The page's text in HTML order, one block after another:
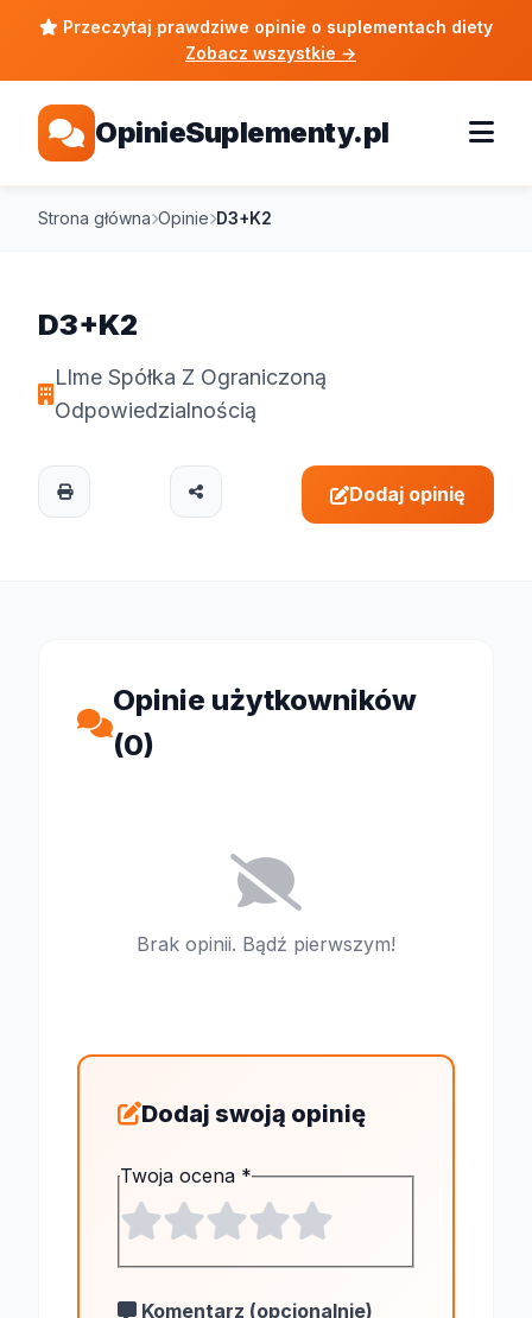
Przeczytaj prawdziwe opinie o suplementach diety
Zobacz wszystkie →
OpinieSuplementy.pl
Strona główna Opinie D3+K2
D3+K2
Llme Spółka Z Ograniczoną
Odpowiedzialnością
Dodaj opinię
Opinie użytkowników
(0)
Brak opinii. Bądź pierwszym!
Dodaj swoją opinię
Twoja ocena *
Komentarz (opcjonalnie)